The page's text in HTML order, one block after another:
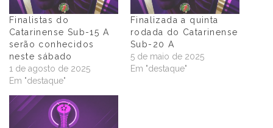
Finalistas do
Catarinense Sub-15 A
serão conhecidos
neste sábado
1 de agosto de 2025
Em "destaque"
Finalizada a quinta
rodada do Catarinense
Sub-20 A
5 de maio de 2025
Em "destaque"